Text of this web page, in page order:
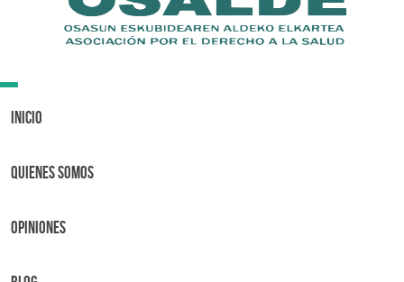
Toggle
Inicio
Quienes Somos
OPINIONES